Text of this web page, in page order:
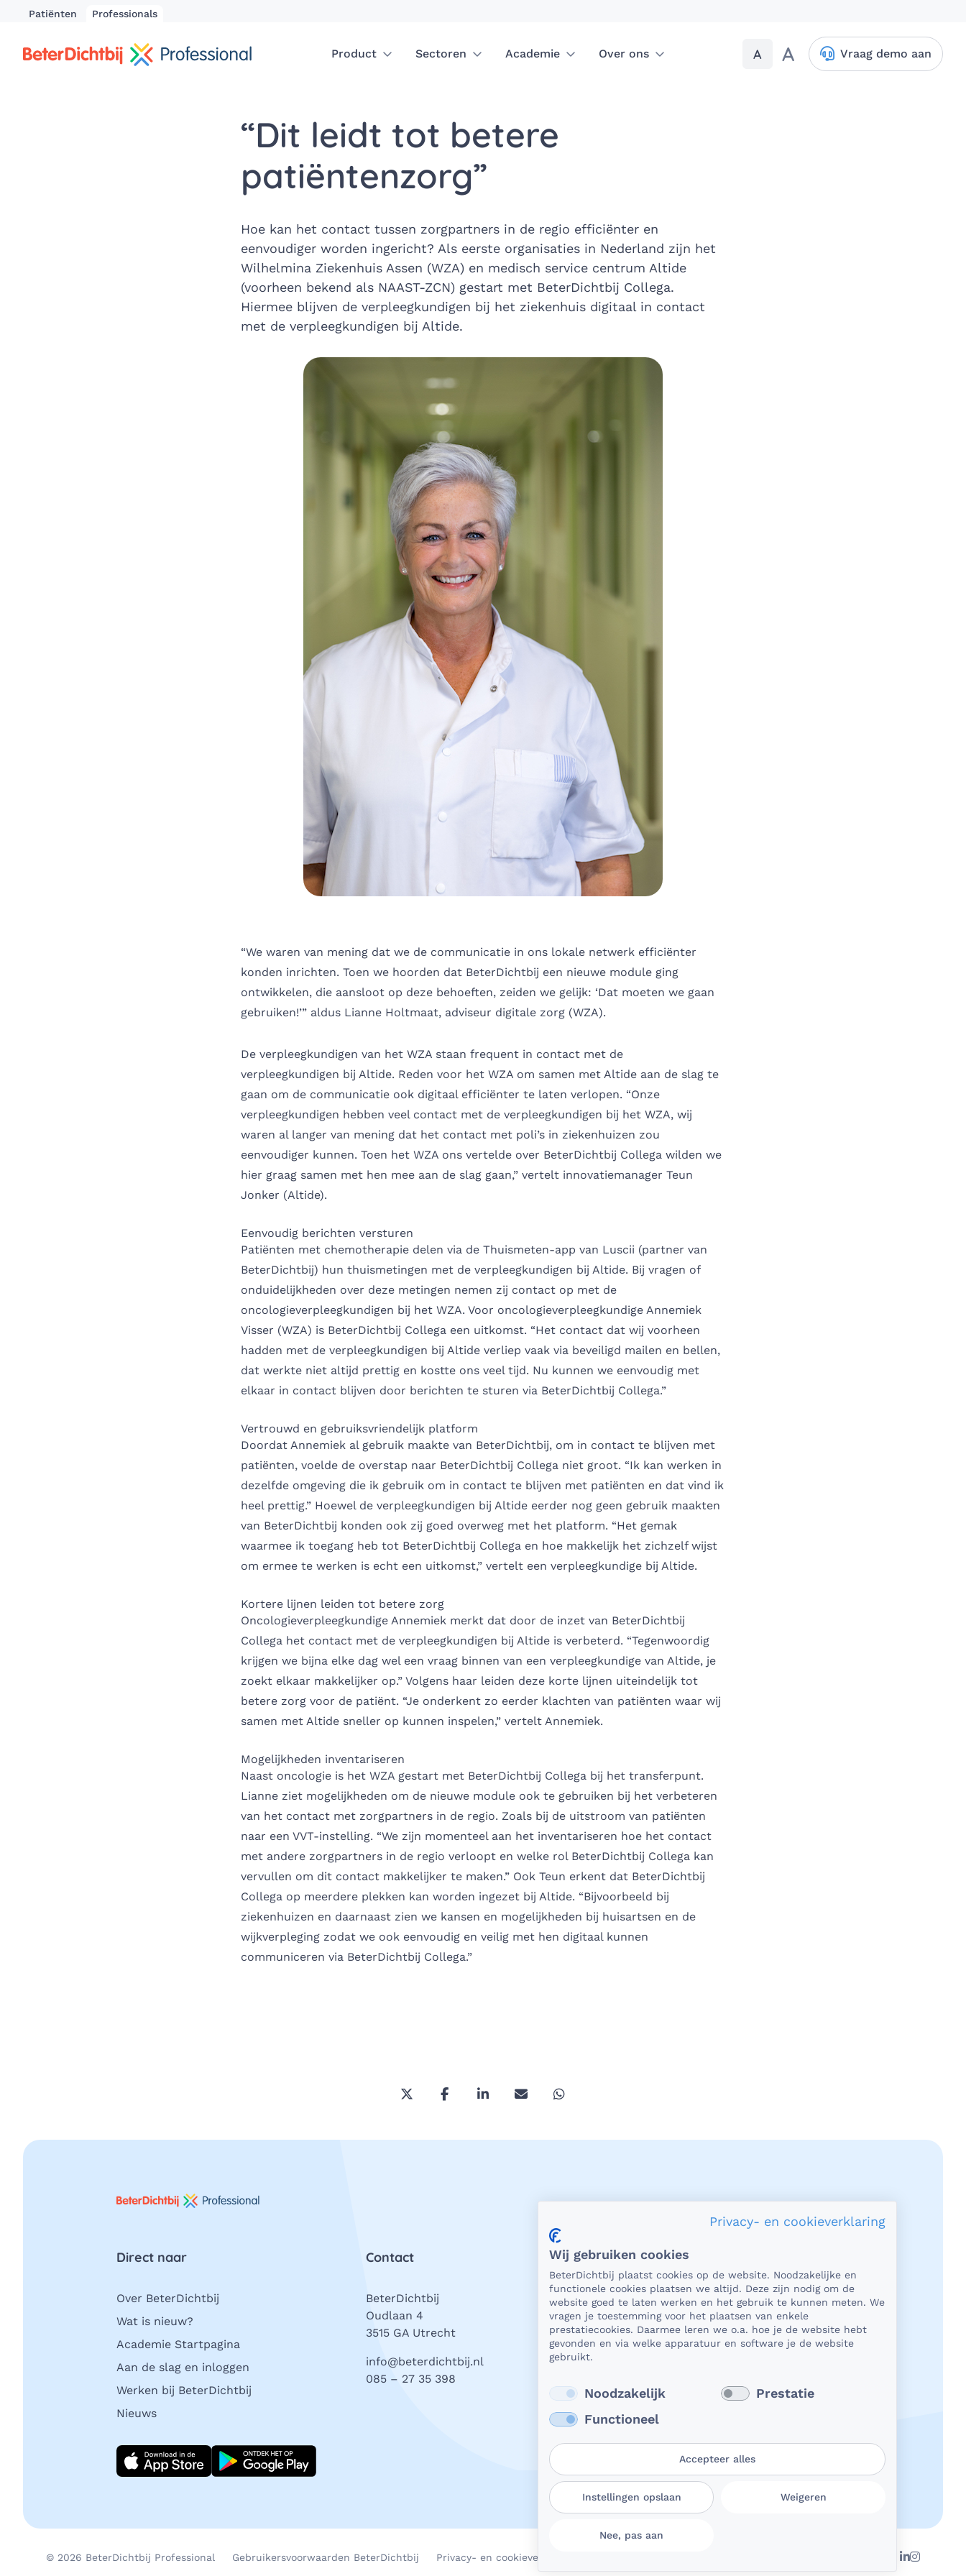
Patiënten Professionals
Product Sectoren Academie Over ons A A Vraag demo aan
“Dit leidt tot betere
patiëntenzorg”
Hoe kan het contact tussen zorgpartners in de regio efficiënter en
eenvoudiger worden ingericht? Als eerste organisaties in Nederland zijn het
Wilhelmina Ziekenhuis Assen (WZA) en medisch service centrum Altide
(voorheen bekend als NAAST-ZCN) gestart met BeterDichtbij Collega.
Hiermee blijven de verpleegkundigen bij het ziekenhuis digitaal in contact
met de verpleegkundigen bij Altide.
“We waren van mening dat we de communicatie in ons lokale netwerk efficiënter
konden inrichten. Toen we hoorden dat BeterDichtbij een nieuwe module ging
ontwikkelen, die aansloot op deze behoeften, zeiden we gelijk: ‘Dat moeten we gaan
gebruiken!’” aldus Lianne Holtmaat, adviseur digitale zorg (WZA).
De verpleegkundigen van het WZA staan frequent in contact met de
verpleegkundigen bij Altide. Reden voor het WZA om samen met Altide aan de slag te
gaan om de communicatie ook digitaal efficiënter te laten verlopen. “Onze
verpleegkundigen hebben veel contact met de verpleegkundigen bij het WZA, wij
waren al langer van mening dat het contact met poli’s in ziekenhuizen zou
eenvoudiger kunnen. Toen het WZA ons vertelde over BeterDichtbij Collega wilden we
hier graag samen met hen mee aan de slag gaan,” vertelt innovatiemanager Teun
Jonker (Altide).
Eenvoudig berichten versturen
Patiënten met chemotherapie delen via de Thuismeten-app van Luscii (partner van
BeterDichtbij) hun thuismetingen met de verpleegkundigen bij Altide. Bij vragen of
onduidelijkheden over deze metingen nemen zij contact op met de
oncologieverpleegkundigen bij het WZA. Voor oncologieverpleegkundige Annemiek
Visser (WZA) is BeterDichtbij Collega een uitkomst. “Het contact dat wij voorheen
hadden met de verpleegkundigen bij Altide verliep vaak via beveiligd mailen en bellen,
dat werkte niet altijd prettig en kostte ons veel tijd. Nu kunnen we eenvoudig met
elkaar in contact blijven door berichten te sturen via BeterDichtbij Collega.”
Vertrouwd en gebruiksvriendelijk platform
Doordat Annemiek al gebruik maakte van BeterDichtbij, om in contact te blijven met
patiënten, voelde de overstap naar BeterDichtbij Collega niet groot. “Ik kan werken in
dezelfde omgeving die ik gebruik om in contact te blijven met patiënten en dat vind ik
heel prettig.” Hoewel de verpleegkundigen bij Altide eerder nog geen gebruik maakten
van BeterDichtbij konden ook zij goed overweg met het platform. “Het gemak
waarmee ik toegang heb tot BeterDichtbij Collega en hoe makkelijk het zichzelf wijst
om ermee te werken is echt een uitkomst,” vertelt een verpleegkundige bij Altide.
Kortere lijnen leiden tot betere zorg
Oncologieverpleegkundige Annemiek merkt dat door de inzet van BeterDichtbij
Collega het contact met de verpleegkundigen bij Altide is verbeterd. “Tegenwoordig
krijgen we bijna elke dag wel een vraag binnen van een verpleegkundige van Altide, je
zoekt elkaar makkelijker op.” Volgens haar leiden deze korte lijnen uiteindelijk tot
betere zorg voor de patiënt. “Je onderkent zo eerder klachten van patiënten waar wij
samen met Altide sneller op kunnen inspelen,” vertelt Annemiek.
Mogelijkheden inventariseren
Naast oncologie is het WZA gestart met BeterDichtbij Collega bij het transferpunt.
Lianne ziet mogelijkheden om de nieuwe module ook te gebruiken bij het verbeteren
van het contact met zorgpartners in de regio. Zoals bij de uitstroom van patiënten
naar een VVT-instelling. “We zijn momenteel aan het inventariseren hoe het contact
met andere zorgpartners in de regio verloopt en welke rol BeterDichtbij Collega kan
vervullen om dit contact makkelijker te maken.” Ook Teun erkent dat BeterDichtbij
Collega op meerdere plekken kan worden ingezet bij Altide. “Bijvoorbeeld bij
ziekenhuizen en daarnaast zien we kansen en mogelijkheden bij huisartsen en de
wijkverpleging zodat we ook eenvoudig en veilig met hen digitaal kunnen
communiceren via BeterDichtbij Collega.”
Deel deze pagina via Twitter/X
Deel deze pagina op Facebook
Deel deze pagina op LinkedIn
Deel deze pagina via e-mail
Deel deze pagina via WhatsApp
Direct naar
Over BeterDichtbij
Wat is nieuw?
Academie Startpagina
Aan de slag en inloggen
Werken bij BeterDichtbij
Nieuws
Download direct
Contact
BeterDichtbij
Oudlaan 4
3515 GA Utrecht
info@beterdichtbij.nl
085 – 27 35 398
Privacy en veiligheid
Als het gaat om medische gegevens, dan
is het natuurlijk essentieel dat die
beveiligd worden uitgewisseld. En dat die
gegevens niet in verkeerde handen vallen.
Lees verder
© 2026 BeterDichtbij Professional Gebruikersvoorwaarden BeterDichtbij Privacy- en cookieverklaring
Privacy- en cookieverklaring
Wij gebruiken cookies
BeterDichtbij plaatst cookies op de website. Noodzakelijke en
functionele cookies plaatsen we altijd. Deze zijn nodig om de
website goed te laten werken en het gebruik te kunnen meten. We
vragen je toestemming voor het plaatsen van enkele
prestatiecookies. Daarmee leren we o.a. hoe je de website hebt
gevonden en via welke apparatuur en software je de website
gebruikt.
Noodzakelijk
Prestatie
Functioneel
Accepteer alles
Instellingen opslaan Weigeren
Nee, pas aan